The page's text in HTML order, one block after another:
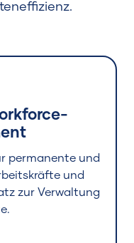
permanente und
und
zur Verwaltung